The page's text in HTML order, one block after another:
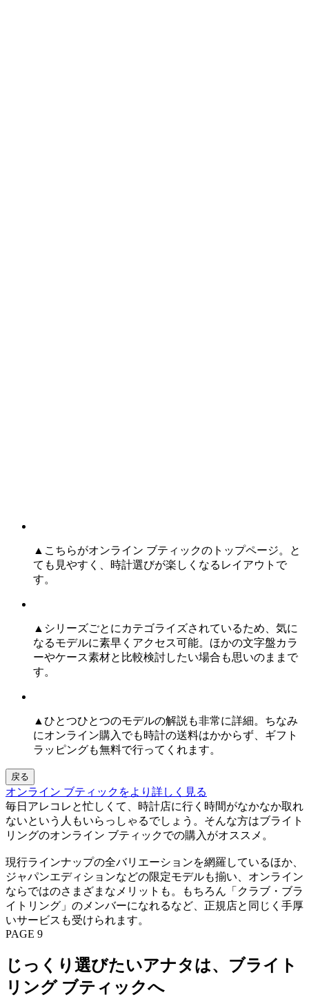
▲こちらがオンライン ブティックのトップページ。と
ても見やすく、時計選びが楽しくなるレイアウトで
す。
▲シリーズごとにカテゴライズされているため、気に
なるモデルに素早くアクセス可能。ほかの文字盤カラ
ーやケース素材と比較検討したい場合も思いのままで
す。
▲ひとつひとつのモデルの解説も非常に詳細。ちなみ
にオンライン購入でも時計の送料はかからず、ギフト
ラッピングも無料で行ってくれます。
戻る
オンライン ブティックをより詳しく見る
毎日アレコレと忙しくて、時計店に行く時間がなかなか取れ
ないという人もいらっしゃるでしょう。そんな方はブライト
リングのオンライン ブティックでの購入がオススメ。
現行ラインナップの全バリエーションを網羅しているほか、
ジャパンエディションなどの限定モデルも揃い、オンライン
ならではのさまざまなメリットも。もちろん「クラブ・ブラ
イトリング」のメンバーになれるなど、正規店と同じく手厚
いサービスも受けられます。
PAGE 9
じっくり選びたいアナタは、ブライト
リング ブティックへ